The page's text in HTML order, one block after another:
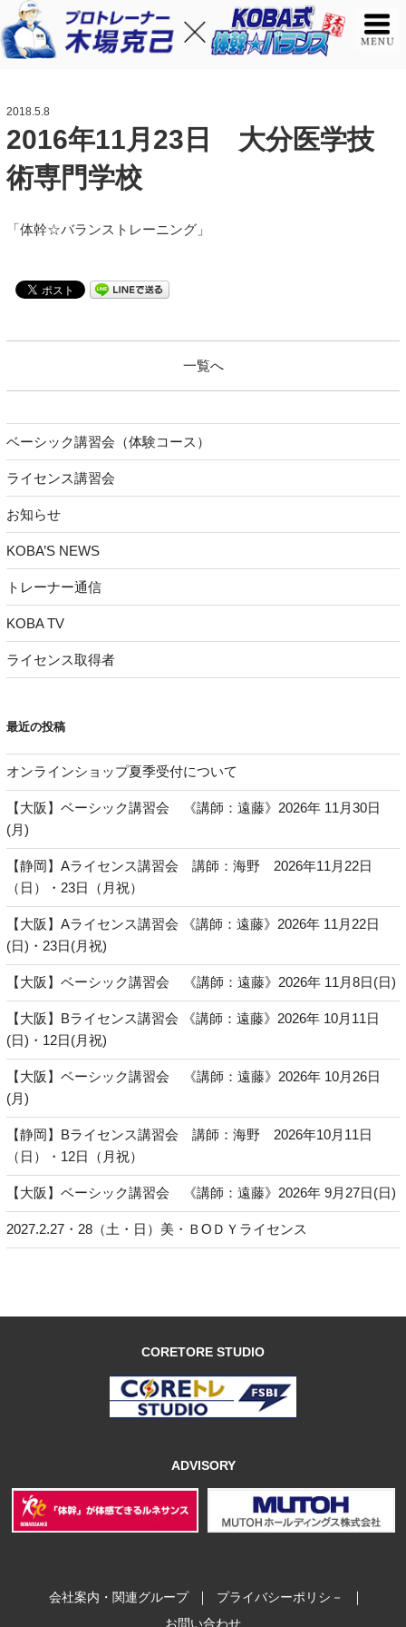
2018.5.8
2016年11月23日 大分医学技
術専門学校
「体幹☆バランストレーニング」
一覧へ
ベーシック講習会（体験コース）
ライセンス講習会
お知らせ
KOBA’S NEWS
トレーナー通信
KOBA TV
ライセンス取得者
最近の投稿
オンラインショップ夏季受付について
【大阪】ベーシック講習会 《講師：遠藤》2026年 11月30日
(月)
【静岡】Aライセンス講習会 講師：海野 2026年11月22日
（日）・23日（月祝）
【大阪】Aライセンス講習会 《講師：遠藤》2026年 11月22日
(日)・23日(月祝)
【大阪】ベーシック講習会 《講師：遠藤》2026年 11月8日(日)
【大阪】Bライセンス講習会 《講師：遠藤》2026年 10月11日
(日)・12日(月祝)
【大阪】ベーシック講習会 《講師：遠藤》2026年 10月26日
(月)
【静岡】Bライセンス講習会 講師：海野 2026年10月11日
（日）・12日（月祝）
【大阪】ベーシック講習会 《講師：遠藤》2026年 9月27日(日)
2027.2.27・28（土・日）美・ＢОＤＹライセンス
CORETORE STUDIO
ADVISORY
会社案内・関連グループ ｜ プライバシーポリシ－ ｜
お問い合わせ